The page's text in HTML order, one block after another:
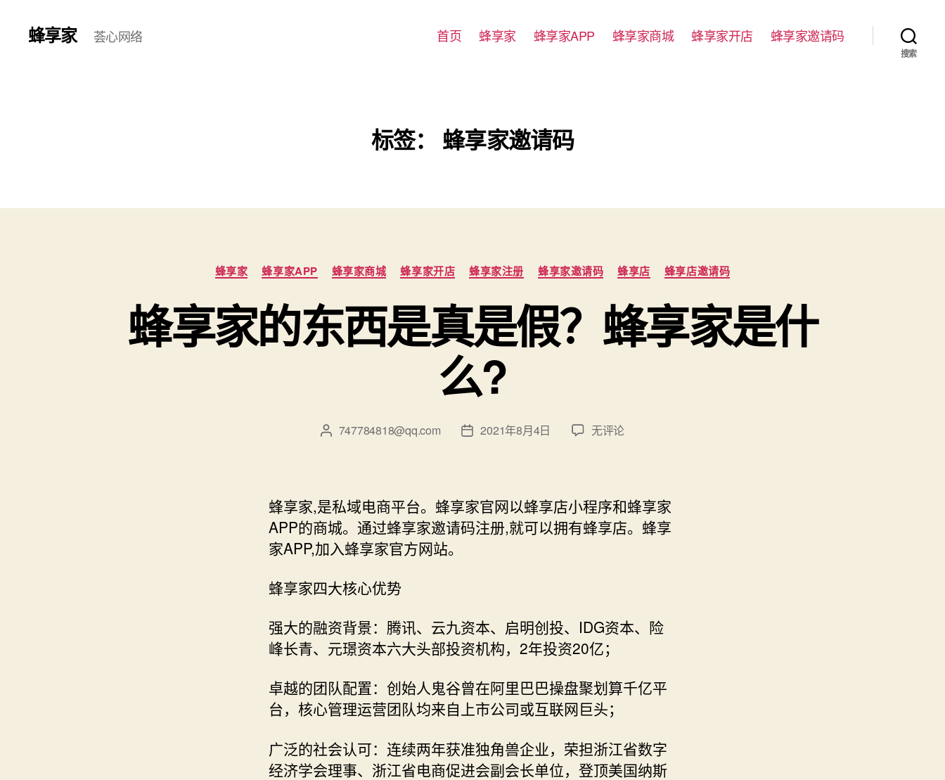
蜂享家 荟心网络 首页 蜂享家 蜂享家APP 蜂享家商城 蜂享家开店 蜂享家邀请码
搜索
标签： 蜂享家邀请码
分
类
蜂享家 蜂享家APP 蜂享家商城 蜂享家开店 蜂享家注册 蜂享家邀请码 蜂享店 蜂享店邀请码
蜂享家的东西是真是假？蜂享家是什
么?
文 747784818@qq.com
发 2021年8月4日
蜂
东
西
是
家
是
么?
无评论
蜂享家,是私域电商平台。蜂享家官网以蜂享店小程序和蜂享家
APP的商城。通过蜂享家邀请码注册,就可以拥有蜂享店。蜂享
家APP,加入蜂享家官方网站。
蜂享家四大核心优势
强大的融资背景：腾讯、云九资本、启明创投、IDG资本、险
峰长青、元璟资本六大头部投资机构，2年投资20亿；
卓越的团队配置：创始人鬼谷曾在阿里巴巴操盘聚划算千亿平
台，核心管理运营团队均来自上市公司或互联网巨头；
广泛的社会认可：连续两年获准独角兽企业，荣担浙江省数字
经济学会理事、浙江省电商促进会副会长单位，登顶美国纳斯